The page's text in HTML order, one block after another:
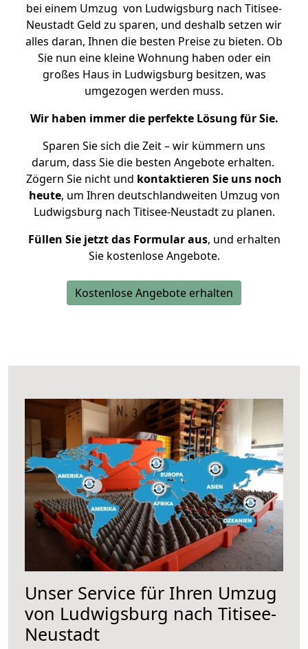
bei einem Umzug von Ludwigsburg nach Titisee-
Neustadt Geld zu sparen, und deshalb setzen wir
alles daran, Ihnen die besten Preise zu bieten. Ob
Sie nun eine kleine Wohnung haben oder ein
großes Haus in Ludwigsburg besitzen, was
umgezogen werden muss.
Wir haben immer die perfekte Lösung für Sie.
Sparen Sie sich die Zeit – wir kümmern uns
darum, dass Sie die besten Angebote erhalten.
Zögern Sie nicht und kontaktieren Sie uns noch
heute, um Ihren deutschlandweiten Umzug von
Ludwigsburg nach Titisee-Neustadt zu planen.
Füllen Sie jetzt das Formular aus, und erhalten
Sie kostenlose Angebote.
Kostenlose Angebote erhalten
Unser Service für Ihren Umzug
von Ludwigsburg nach Titisee-
Neustadt